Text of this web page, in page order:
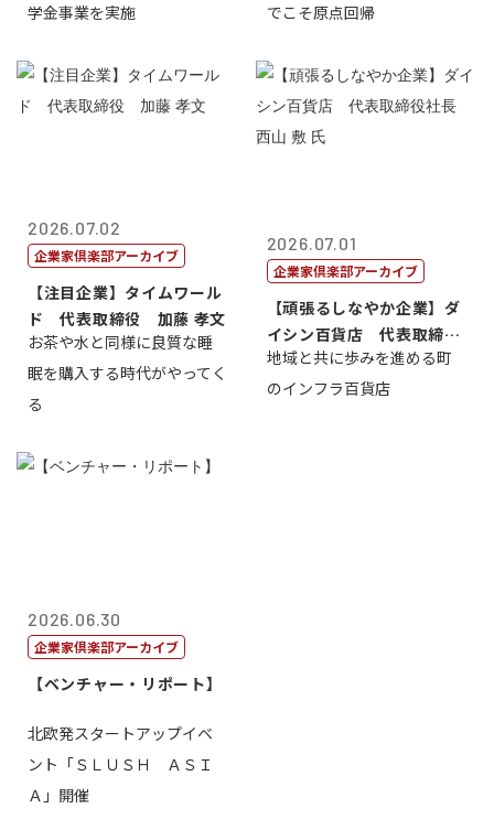
学金事業を実施
でこそ原点回帰
2026.07.02
企業家倶楽部アーカイブ
【注目企業】タイムワール
ド 代表取締役 加藤 孝文
お茶や水と同様に良質な睡
眠を購入する時代がやってく
る
2026.07.01
企業家倶楽部アーカイブ
【頑張るしなやか企業】ダ
イシン百貨店 代表取締役
社長 西山 ...
地域と共に歩みを進める町
のインフラ百貨店
2026.06.30
企業家倶楽部アーカイブ
【ベンチャー・リポート】
北欧発スタートアップイベ
ント「ＳＬＵＳＨ ＡＳＩ
Ａ」開催